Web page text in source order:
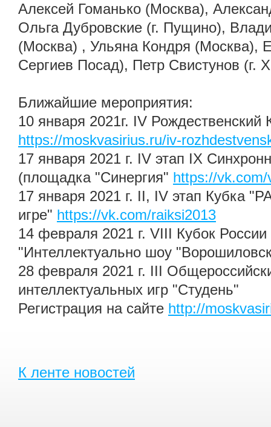
Алексей Гоманько (Москва),
Ольга Дубровские (г. Пущино),
(Москва) , Ульяна Кондря (Москва),
Сергиев Посад), Петр Свистунов (г.
Ближайшие мероприятия:
10 января 2021г. IV Рождественский
https://moskvasirius.ru/iv-
17 января 2021 г. IV этап IX
(площадка "Синергия" https://
17 января 2021 г. II, IV этап Кубка
игре" https://vk.com/raiksi2013
14 февраля 2021 г. VIII Кубок России
"Интеллектуально шоу
28 февраля 2021 г. III
интеллектуальных игр "Студень"
Регистрация на сайте http://
К ленте новостей